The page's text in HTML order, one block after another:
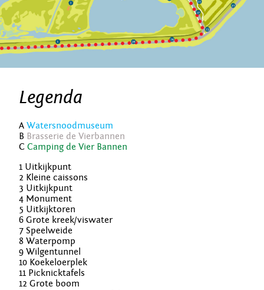
Legenda
A Watersnoodmuseum
B Brasserie de Vierbannen
C Camping de Vier Bannen
1 Uitkijkpunt
2 Kleine caissons
3 Uitkijkpunt
4 Monument
5 Uitkijktoren
6 Grote kreek/viswater
7 Speelweide
8 Waterpomp
9 Wilgentunnel
10 Koekeloerplek
11 Picknicktafels
12 Grote boom